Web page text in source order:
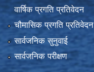
वार्षिक प्रगति प्रतिवेदन
चौमासिक प्रगति प्रतिवेदन
सार्वजनिक सुनुवाई
सार्वजनिक परीक्षण